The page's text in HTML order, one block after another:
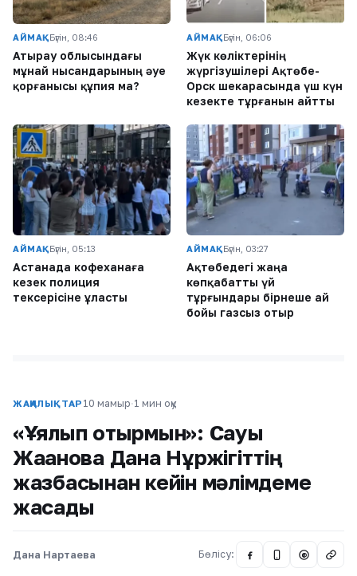
АЙМАҚБүгін, 08:46
Атырау облысындағы
мұнай нысандарының әуе
қорғанысы құпия ма?
АЙМАҚБүгін, 06:06
Жүк көліктерінің
жүргізушілері Ақтөбе-
Орск шекарасында үш күн
кезекте тұрғанын айтты
АЙМАҚБүгін, 05:13
Астанада кофеханаға
кезек полиция
тексерісіне ұласты
АЙМАҚБүгін, 03:27
Ақтөбедегі жаңа
көпқабатты үй
тұрғындары бірнеше ай
бойы газсыз отыр
ЖАҢАЛЫҚТАР 10 мамыр·1 мин оқу
«Ұялып отырмын»: Сауық
Жақанова Дана Нұржігіттің
жазбасынан кейін мәлімдеме
жасады
Дана Нартаева Бөлісу: @